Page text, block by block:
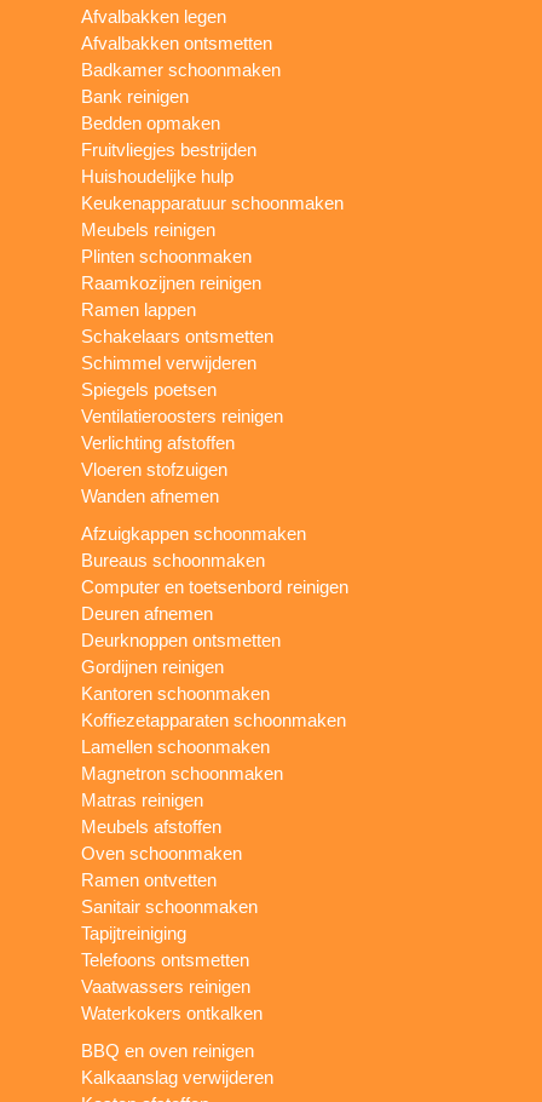
Afvalbakken legen
Afvalbakken ontsmetten
Badkamer schoonmaken
Bank reinigen
Bedden opmaken
Fruitvliegjes bestrijden
Huishoudelijke hulp
Keukenapparatuur schoonmaken
Meubels reinigen
Plinten schoonmaken
Raamkozijnen reinigen
Ramen lappen
Schakelaars ontsmetten
Schimmel verwijderen
Spiegels poetsen
Ventilatieroosters reinigen
Verlichting afstoffen
Vloeren stofzuigen
Wanden afnemen
Afzuigkappen schoonmaken
Bureaus schoonmaken
Computer en toetsenbord reinigen
Deuren afnemen
Deurknoppen ontsmetten
Gordijnen reinigen
Kantoren schoonmaken
Koffiezetapparaten schoonmaken
Lamellen schoonmaken
Magnetron schoonmaken
Matras reinigen
Meubels afstoffen
Oven schoonmaken
Ramen ontvetten
Sanitair schoonmaken
Tapijtreiniging
Telefoons ontsmetten
Vaatwassers reinigen
Waterkokers ontkalken
BBQ en oven reinigen
Kalkaanslag verwijderen